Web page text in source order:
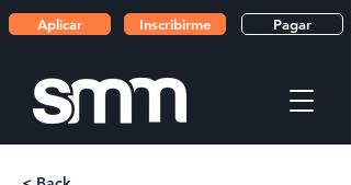
Pagar
Inscribirme
Aplicar